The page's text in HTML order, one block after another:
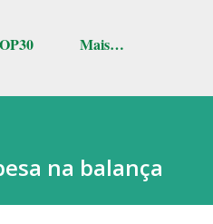
Mais…
na balança